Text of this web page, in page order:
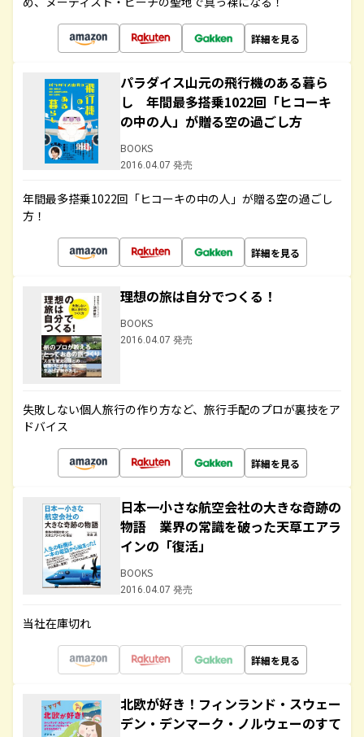
詳細を見る
パラダイス山元の飛行機のある暮ら
し 年間最多搭乗1022回「ヒコーキ
の中の人」が贈る空の過ごし方
BOOKS
2016.04.07 発売
年間最多搭乗1022回「ヒコーキの中の人」が贈る空の過ごし
方！
詳細を見る
理想の旅は自分でつくる！
BOOKS
2016.04.07 発売
失敗しない個人旅行の作り方など、旅行手配のプロが裏技をア
ドバイス
詳細を見る
日本一小さな航空会社の大きな奇跡の
物語 業界の常識を破った天草エアラ
インの「復活」
BOOKS
2016.04.07 発売
当社在庫切れ
詳細を見る
北欧が好き！フィンランド・スウェー
デン・デンマーク・ノルウェーのすて